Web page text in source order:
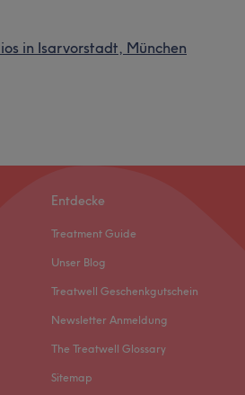
in Isarvorstadt, München
Entdecke
Treatment Guide
Unser Blog
Treatwell Geschenkgutschein
Newsletter Anmeldung
The Treatwell Glossary
Sitemap